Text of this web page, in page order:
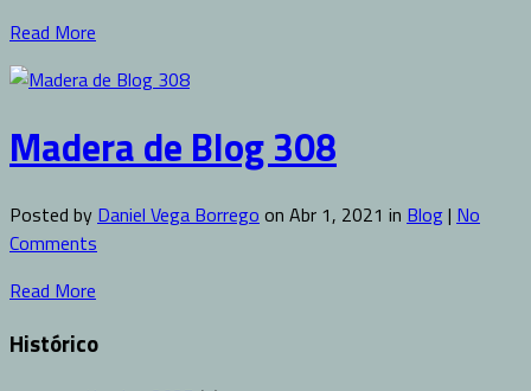
Read More
Madera de Blog 308
Posted by Daniel Vega Borrego on Abr 1, 2021 in Blog| No
Comments
Read More
Histórico